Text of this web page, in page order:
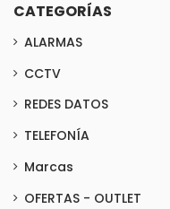
CATEGORÍAS
ALARMAS
CCTV
REDES DATOS
TELEFONÍA
Marcas
OFERTAS - OUTLET